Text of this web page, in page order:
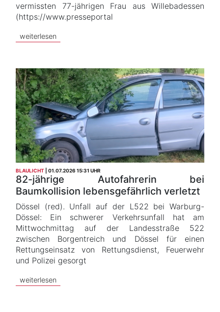
vermissten 77-jährigen Frau aus Willebadessen
(https://www.presseportal
weiterlesen
BLAULICHT 01.07.2026 15:31 UHR
82-jährige Autofahrerin bei
Baumkollision lebensgefährlich verletzt
Dössel (red). Unfall auf der L522 bei Warburg-
Dössel: Ein schwerer Verkehrsunfall hat am
Mittwochmittag auf der Landesstraße 522
zwischen Borgentreich und Dössel für einen
Rettungseinsatz von Rettungsdienst, Feuerwehr
und Polizei gesorgt
weiterlesen